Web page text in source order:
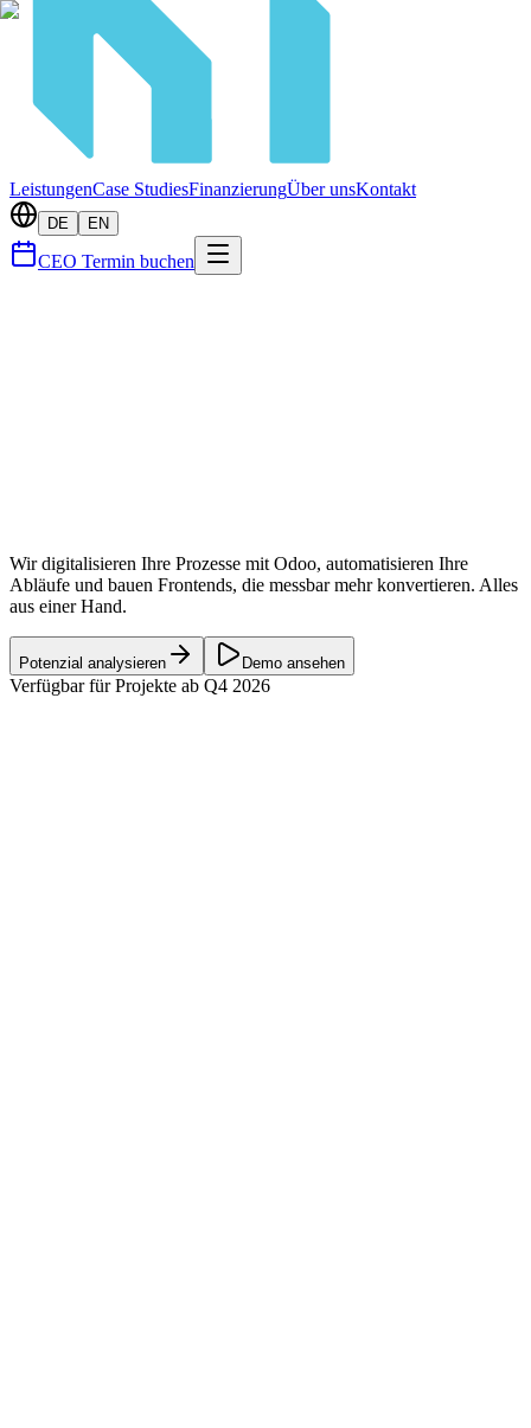
LeistungenCase StudiesFinanzierungÜber unsKontakt
DE EN
CEO Termin buchen
Wir digitalisieren Ihre Prozesse mit Odoo, automatisieren Ihre
Abläufe und bauen Frontends, die messbar mehr konvertieren. Alles
aus einer Hand.
Potenzial analysieren Demo ansehen
Verfügbar für Projekte ab Q4 2026